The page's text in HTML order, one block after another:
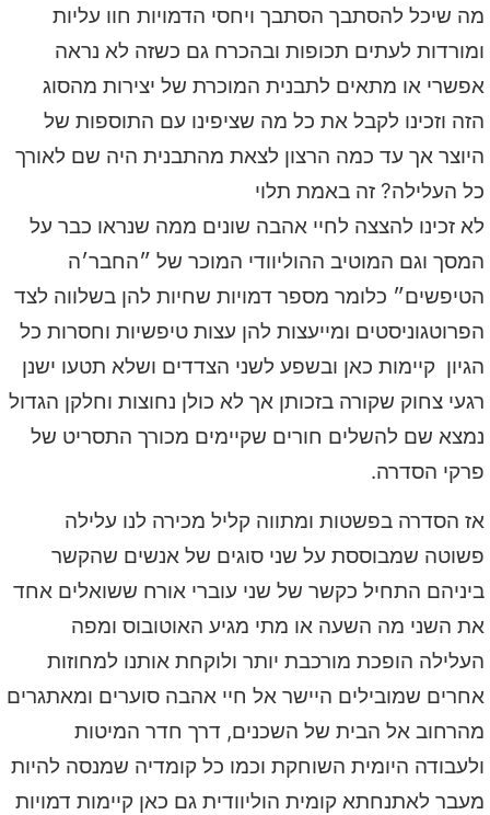
מה שיכל להסתבך הסתבך ויחסי הדמויות חוו עליות
ומורדות לעתים תכופות ובהכרח גם כשזה לא נראה
אפשרי או מתאים לתבנית המוכרת של יצירות מהסוג
הזה וזכינו לקבל את כל מה שציפינו עם התוספות של
היוצר אך עד כמה הרצון לצאת מהתבנית היה שם לאורך
כל העלילה? זה באמת תלוי
לא זכינו להצצה לחיי אהבה שונים ממה שנראו כבר על
המסך וגם המוטיב ההוליוודי המוכר של ״החבר׳ה
הטיפשים״ כלומר מספר דמויות שחיות להן בשלווה לצד
הפרוטגוניסטים ומייעצות להן עצות טיפשיות וחסרות כל
הגיון קיימות כאן ובשפע לשני הצדדים ושלא תטעו ישנן
רגעי צחוק שקורה בזכותן אך לא כולן נחוצות וחלקן הגדול
נמצא שם להשלים חורים שקיימים מכורך התסריט של
פרקי הסדרה.
אז הסדרה בפשטות ומתווה קליל מכירה לנו עלילה
פשוטה שמבוססת על שני סוגים של אנשים שהקשר
ביניהם התחיל כקשר של שני עוברי אורח ששואלים אחד
את השני מה השעה או מתי מגיע האוטובוס ומפה
העלילה הופכת מורכבת יותר ולוקחת אותנו למחוזות
אחרים שמובילים היישר אל חיי אהבה סוערים ומאתגרים
מהרחוב אל הבית של השכנים, דרך חדר המיטות
ולעבודה היומית השוחקת וכמו כל קומדיה שמנסה להיות
מעבר לאתנחתא קומית הוליוודית גם כאן קיימות דמויות